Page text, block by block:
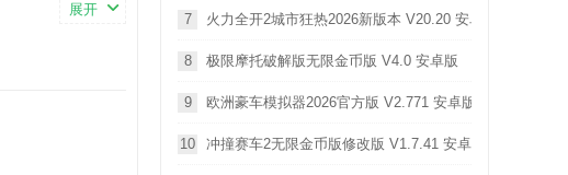
展开
7 火力全开2城市狂热2026新版本 V20.20 安卓版
8 极限摩托破解版无限金币版 V4.0 安卓版
9 欧洲豪车模拟器2026官方版 V2.771 安卓版
10 冲撞赛车2无限金币版修改版 V1.7.41 安卓版